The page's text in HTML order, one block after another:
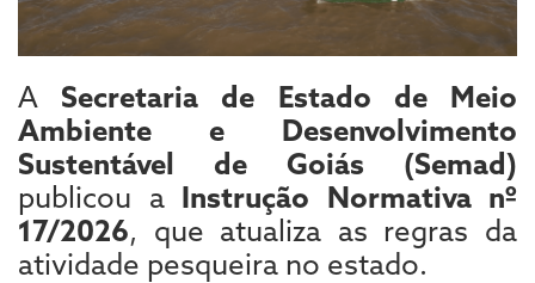
A Secretaria de Estado de Meio
Ambiente e Desenvolvimento
Sustentável de Goiás (Semad)
publicou a Instrução Normativa nº
17/2026, que atualiza as regras da
atividade pesqueira no estado.